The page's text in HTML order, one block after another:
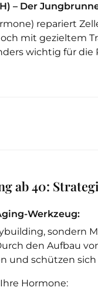
– Der
repariert
mit gezieltem
wichtig für
ab 40:
Werkzeug:
sondern
den Aufbau
und schützen
Hormone: